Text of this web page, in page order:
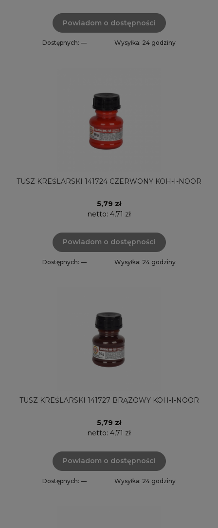
Powiadom o dostępności
Dostępnych: — Wysyłka: 24 godziny
TUSZ KREŚLARSKI 141724 CZERWONY KOH-I-NOOR
5,79 zł
netto: 4,71 zł
Powiadom o dostępności
Dostępnych: — Wysyłka: 24 godziny
TUSZ KREŚLARSKI 141727 BRĄZOWY KOH-I-NOOR
5,79 zł
netto: 4,71 zł
Powiadom o dostępności
Dostępnych: — Wysyłka: 24 godziny